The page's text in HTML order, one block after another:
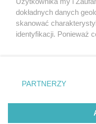
Partnerzy
Praca Szczecin
©
dokładnych danych
skanować
identyfikacji. Ponieważ
prywatności znajdujący
. Niektóre rodzaje
takiemu przetwarzaniu.
zastosowania tylko na
PARTNERZY